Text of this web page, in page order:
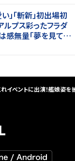
」「斬新」初出場初
プス彩ったフラダ
無量「夢を見てい
イベントに出演！艦娘姿を